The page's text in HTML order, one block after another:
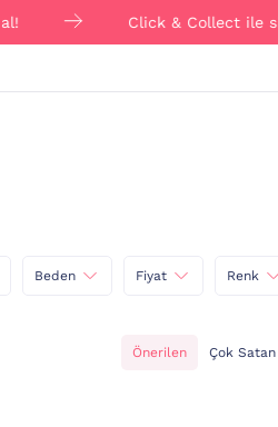
Click & Collect ile siparişini
Beden Fiyat Renk
Önerilen Çok Satan